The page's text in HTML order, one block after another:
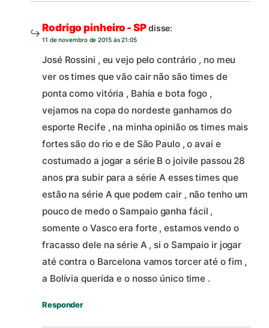
Rodrigo pinheiro - SPdisse:
11 de novembro de 2015 às 21:05
José Rossini , eu vejo pelo contrário , no meu
ver os times que vão cair não são times de
ponta como vitória , Bahia e bota fogo ,
vejamos na copa do nordeste ganhamos do
esporte Recife , na minha opinião os times mais
fortes são do rio e de São Paulo , o avai e
costumado a jogar a série B o joivile passou 28
anos pra subir para a série A esses times que
estão na série A que podem cair , não tenho um
pouco de medo o Sampaio ganha fácil ,
somente o Vasco era forte , estamos vendo o
fracasso dele na série A , si o Sampaio ir jogar
até contra o Barcelona vamos torcer até o fim ,
a Bolívia querida e o nosso único time .
Responder